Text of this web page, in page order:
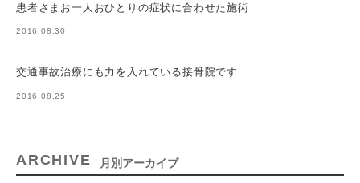
患者さまお一人おひとりの症状に合わせた施術
2016.08.30
交通事故治療にも力を入れている接骨院です
2016.08.25
ARCHIVE 月別アーカイブ